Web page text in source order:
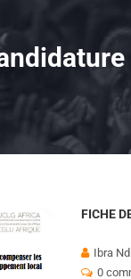
FICHE
Ibra
0